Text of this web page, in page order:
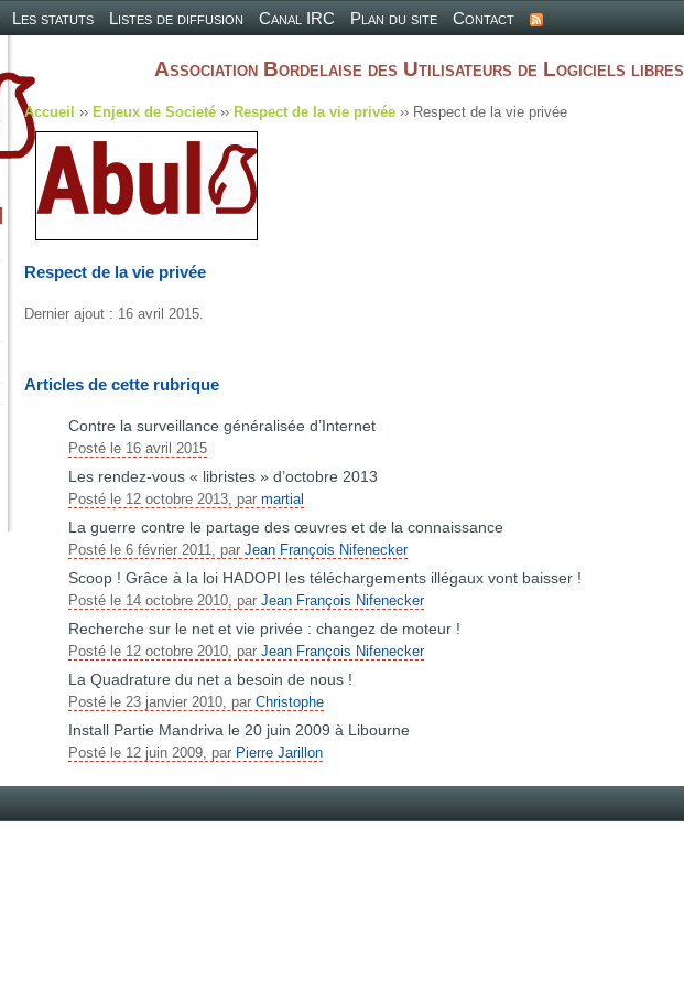
Les statuts Listes de diffusion Canal IRC Plan du site Contact
Association Bordelaise des Utilisateurs de Logiciels libres
Accueil ›› Enjeux de Societé ›› Respect de la vie privée ›› Respect de la vie privée
Respect de la vie privée
Dernier ajout : 16 avril 2015.
Articles de cette rubrique
Contre la surveillance généralisée d’Internet
Posté le 16 avril 2015
Les rendez-vous « libristes » d’octobre 2013
Posté le 12 octobre 2013, parmartial
La guerre contre le partage des œuvres et de la connaissance
Posté le 6 février 2011, parJean François Nifenecker
Scoop ! Grâce à la loi HADOPI les téléchargements illégaux vont baisser !
Posté le 14 octobre 2010, parJean François Nifenecker
Recherche sur le net et vie privée : changez de moteur !
Posté le 12 octobre 2010, parJean François Nifenecker
La Quadrature du net a besoin de nous !
Posté le 23 janvier 2010, parChristophe
Install Partie Mandriva le 20 juin 2009 à Libourne
Posté le 12 juin 2009, par Pierre Jarillon